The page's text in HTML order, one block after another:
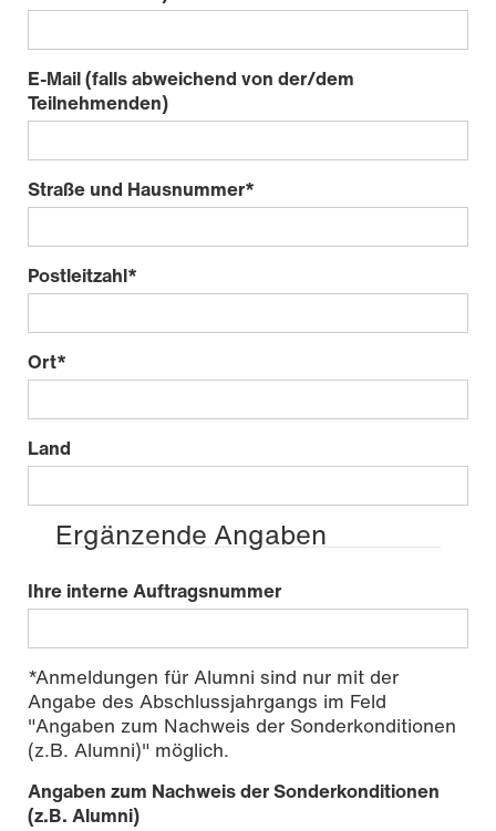
E-Mail (falls abweichend von der/dem
Teilnehmenden)
Straße und Hausnummer*
Postleitzahl*
Ort*
Land
Ergänzende Angaben
Ihre interne Auftragsnummer
*Anmeldungen für Alumni sind nur mit der
Angabe des Abschlussjahrgangs im Feld
"Angaben zum Nachweis der Sonderkonditionen
(z.B. Alumni)" möglich.
Angaben zum Nachweis der Sonderkonditionen
(z.B. Alumni)